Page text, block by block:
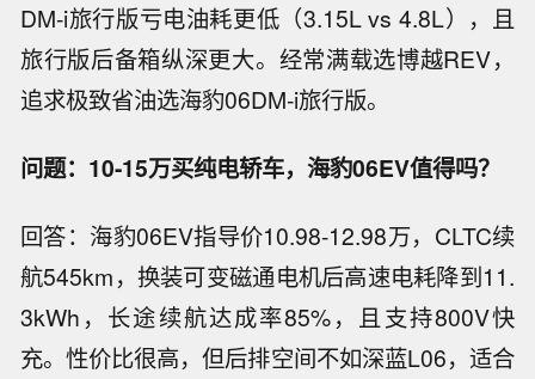
DM-i旅行版亏电油耗更低（3.15L vs 4.8L），且
旅行版后备箱纵深更大。经常满载选博越REV，
追求极致省油选海豹06DM-i旅行版。
问题：10-15万买纯电轿车，海豹06EV值得吗？
回答：海豹06EV指导价10.98-12.98万，CLTC续
航545km，换装可变磁通电机后高速电耗降到11.
3kWh，长途续航达成率85%，且支持800V快
充。性价比很高，但后排空间不如深蓝L06，适合